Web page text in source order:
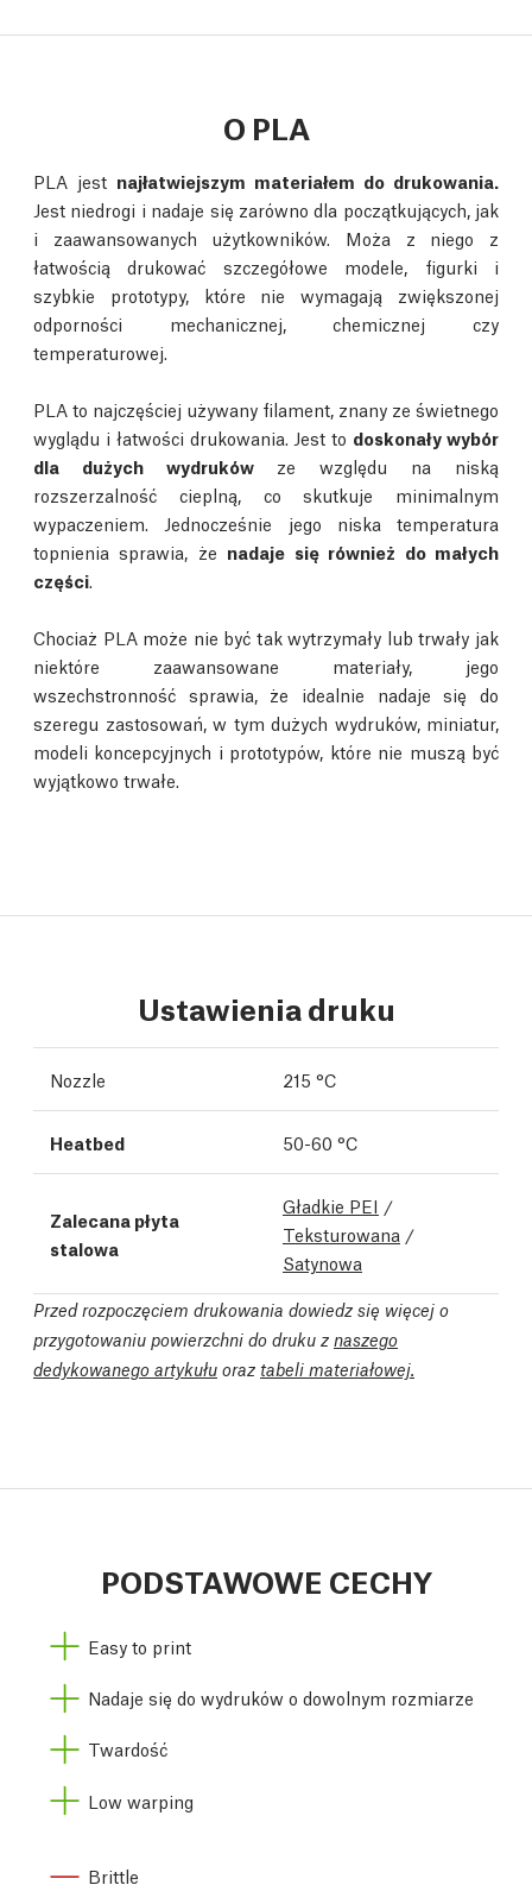
O PLA
PLA jest najłatwiejszym materiałem do drukowania.
Jest niedrogi i nadaje się zarówno dla początkujących, jak
i zaawansowanych użytkowników. Moża z niego z
łatwością drukować szczegółowe modele, figurki i
szybkie prototypy, które nie wymagają zwiększonej
odporności mechanicznej, chemicznej czy
temperaturowej.
PLA to najczęściej używany filament, znany ze świetnego
wyglądu i łatwości drukowania. Jest to doskonały wybór
dla dużych wydruków ze względu na niską
rozszerzalność cieplną, co skutkuje minimalnym
wypaczeniem. Jednocześnie jego niska temperatura
topnienia sprawia, że nadaje się również do małych
części.
Chociaż PLA może nie być tak wytrzymały lub trwały jak
niektóre zaawansowane materiały, jego
wszechstronność sprawia, że idealnie nadaje się do
szeregu zastosowań, w tym dużych wydruków, miniatur,
modeli koncepcyjnych i prototypów, które nie muszą być
wyjątkowo trwałe.
Ustawienia druku
Nozzle 215 °C
Heatbed 50-60 °C
Zalecana płyta
stalowa
Gładkie PEI /
Teksturowana /
Satynowa
Przed rozpoczęciem drukowania dowiedz się więcej o
przygotowaniu powierzchni do druku z naszego
dedykowanego artykułu oraz tabeli materiałowej.
PODSTAWOWE CECHY
Easy to print
Nadaje się do wydruków o dowolnym rozmiarze
Twardość
Low warping
Brittle